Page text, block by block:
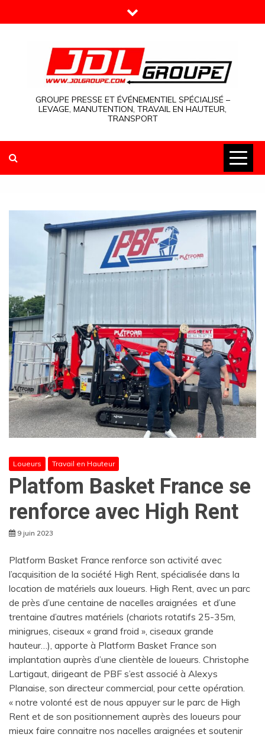
to
GROUPE PRESSE ET ÉVÉNEMENTIEL SPÉCIALISÉ –
LEVAGE, MANUTENTION, TRAVAIL EN HAUTEUR,
TRANSPORT
Loueurs Travail en Hauteur
Platfom Basket France se
renforce avec High Rent
9 juin 2023
Platform Basket France renforce son activité avec
l’acquisition de la société High Rent, spécialisée dans la
location de matériels aux loueurs. High Rent, avec un parc
de près d’une centaine de nacelles araignées et d’une
trentaine d’autres matériels (chariots rotatifs 25-35m,
minigrues, ciseaux « grand froid », ciseaux grande
hauteur…), apporte à Platform Basket France son
implantation auprès d’une clientèle de loueurs. Christophe
Lartigaut, dirigeant de PBF s’est associé à Alexys
Planaise, son directeur commercial, pour cette opération.
« notre volonté est de nous appuyer sur le parc de High
Rent et de son positionnement auprès des loueurs pour
mieux faire connaitre nos nacelles araignées et soutenir